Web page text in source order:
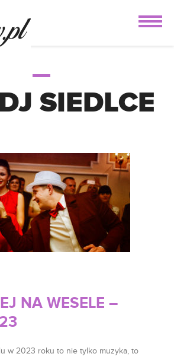
DJ SIEDLCE
NA WESELE –
w 2023 roku to nie tylko muzyka, to